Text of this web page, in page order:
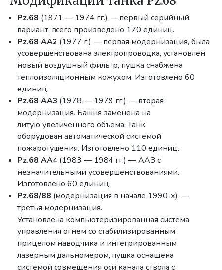
Pz.68 (1971 — 1974 гг.) — первый серийный
вариант, всего произведено 170 единиц.
Pz.68 АА2 (1977 г.) — первая модернизация, была
усовершенствована электропроводка, установлен
новый воздушный фильтр, пушка снабжена
теплоизоляционным кожухом. Изготовлено 60
единиц.
Pz.68 ААЗ (1978 — 1979 гг.) — вторая
модернизация. Башня заменена на
литую увеличенного объема. Танк
оборудован автоматической системой
пожаротушения. Изготовлено 110 единиц.
Pz.68 АА4 (1983 — 1984 гг.) — ААЗ с
незначительными усовершенствованиями.
Изготовлено 60 единиц.
Pz.68/88 (модернизация в начале 1990-х) —
третья модернизация.
Установлена компьютеризированная система
управления огнем со стабилизированным
прицелом наводчика и интегрированным
лазерным дальномером, пушка оснащена
системой совмещения оси канала ствола с